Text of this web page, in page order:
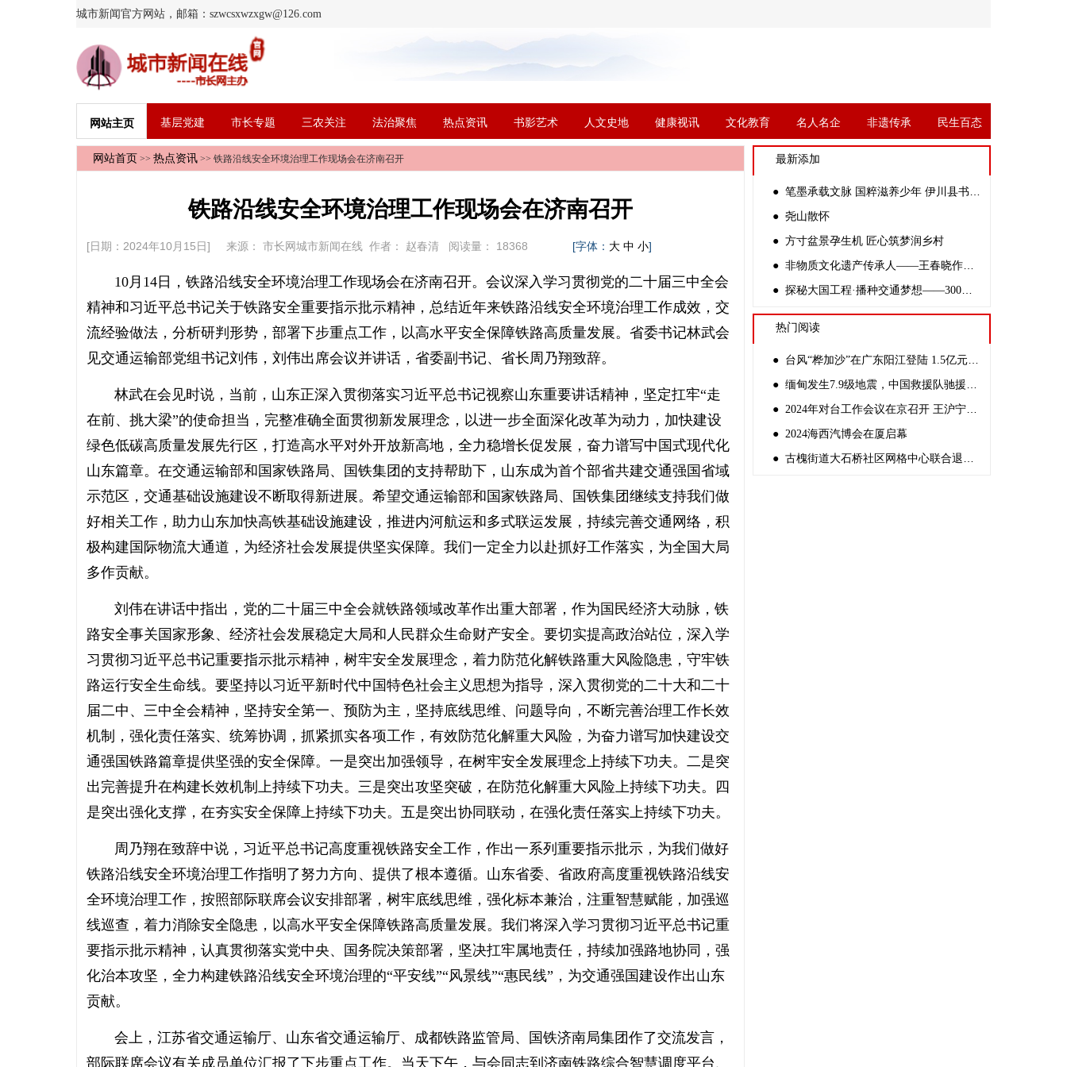
城市新闻官方网站，邮箱：szwcsxwzxgw@126.com
网站主页 基层党建 市长专题 三农关注 法治聚焦 热点资讯 书影艺术 人文史地 健康视讯 文化教育 名人名企 非遗传承 民生百态
网站首页 >> 热点资讯 >> 铁路沿线安全环境治理工作现场会在济南召开
铁路沿线安全环境治理工作现场会在济南召开
[日期：2024年10月15日] 来源： 市长网城市新闻在线 作者： 赵春清 阅读量： 18368 [字体： 大 中 小]
10月14日，铁路沿线安全环境治理工作现场会在济南召开。会议深入学习贯彻党的二十届三中全会
精神和习近平总书记关于铁路安全重要指示批示精神，总结近年来铁路沿线安全环境治理工作成效，交
流经验做法，分析研判形势，部署下步重点工作，以高水平安全保障铁路高质量发展。省委书记林武会
见交通运输部党组书记刘伟，刘伟出席会议并讲话，省委副书记、省长周乃翔致辞。
林武在会见时说，当前，山东正深入贯彻落实习近平总书记视察山东重要讲话精神，坚定扛牢“走
在前、挑大梁”的使命担当，完整准确全面贯彻新发展理念，以进一步全面深化改革为动力，加快建设
绿色低碳高质量发展先行区，打造高水平对外开放新高地，全力稳增长促发展，奋力谱写中国式现代化
山东篇章。在交通运输部和国家铁路局、国铁集团的支持帮助下，山东成为首个部省共建交通强国省域
示范区，交通基础设施建设不断取得新进展。希望交通运输部和国家铁路局、国铁集团继续支持我们做
好相关工作，助力山东加快高铁基础设施建设，推进内河航运和多式联运发展，持续完善交通网络，积
极构建国际物流大通道，为经济社会发展提供坚实保障。我们一定全力以赴抓好工作落实，为全国大局
多作贡献。
刘伟在讲话中指出，党的二十届三中全会就铁路领域改革作出重大部署，作为国民经济大动脉，铁
路安全事关国家形象、经济社会发展稳定大局和人民群众生命财产安全。要切实提高政治站位，深入学
习贯彻习近平总书记重要指示批示精神，树牢安全发展理念，着力防范化解铁路重大风险隐患，守牢铁
路运行安全生命线。要坚持以习近平新时代中国特色社会主义思想为指导，深入贯彻党的二十大和二十
届二中、三中全会精神，坚持安全第一、预防为主，坚持底线思维、问题导向，不断完善治理工作长效
机制，强化责任落实、统筹协调，抓紧抓实各项工作，有效防范化解重大风险，为奋力谱写加快建设交
通强国铁路篇章提供坚强的安全保障。一是突出加强领导，在树牢安全发展理念上持续下功夫。二是突
出完善提升在构建长效机制上持续下功夫。三是突出攻坚突破，在防范化解重大风险上持续下功夫。四
是突出强化支撑，在夯实安全保障上持续下功夫。五是突出协同联动，在强化责任落实上持续下功夫。
周乃翔在致辞中说，习近平总书记高度重视铁路安全工作，作出一系列重要指示批示，为我们做好
铁路沿线安全环境治理工作指明了努力方向、提供了根本遵循。山东省委、省政府高度重视铁路沿线安
全环境治理工作，按照部际联席会议安排部署，树牢底线思维，强化标本兼治，注重智慧赋能，加强巡
线巡查，着力消除安全隐患，以高水平安全保障铁路高质量发展。我们将深入学习贯彻习近平总书记重
要指示批示精神，认真贯彻落实党中央、国务院决策部署，坚决扛牢属地责任，持续加强路地协同，强
化治本攻坚，全力构建铁路沿线安全环境治理的“平安线”“风景线”“惠民线”，为交通强国建设作出山东
贡献。
会上，江苏省交通运输厅、山东省交通运输厅、成都铁路监管局、国铁济南局集团作了交流发言，
部际联席会议有关成员单位汇报了下步重点工作。当天下午，与会同志到济南铁路综合智慧调度平台、
最新添加
● 尧山散怀
● 方寸盆景孕生机 匠心筑梦润乡村
热门阅读
● 2024海西汽博会在厦启幕